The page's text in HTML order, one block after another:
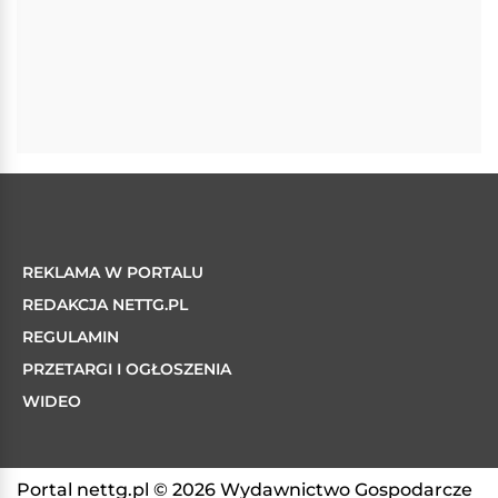
REKLAMA W PORTALU
REDAKCJA NETTG.PL
REGULAMIN
PRZETARGI I OGŁOSZENIA
WIDEO
Portal nettg.pl © 2026 Wydawnictwo Gospodarcze